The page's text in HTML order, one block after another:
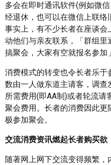
多会在即时通讯软件(例如微
经退休，也可以在微信上联络
事实上，有不少长者在座谈
动他们与亲友联系，「群组
搞聚会，大家有空就报名参加
消费模式的转变也令长者乐
数由一人做东道主请客，调查
所需费用(即AA制)或者轮流
聚会费用。长者的消费因此
极参加聚会。
交流消费资讯燃起长者购买欲
随著网上网下交流变得频繁